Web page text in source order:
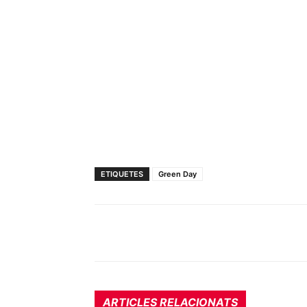
ETIQUETES Green Day
ARTICLES RELACIONATS